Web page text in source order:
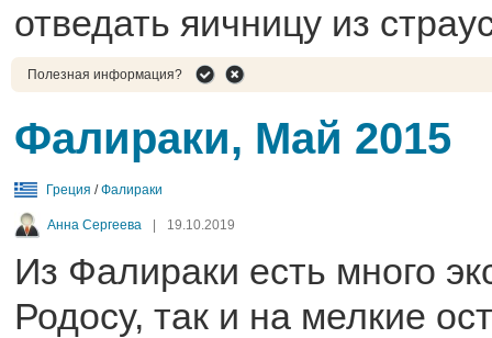
отведать яичницу из
Полезная информация?
Фалираки, Май 2015
Греция /Фалираки
Анна Сергеева 19.10.2019
Из Фалираки есть много
Родосу, так и на мелкие